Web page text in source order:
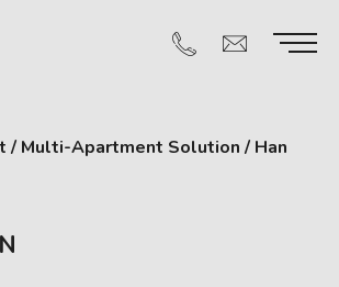
/ Multi-Apartment Solution / Han